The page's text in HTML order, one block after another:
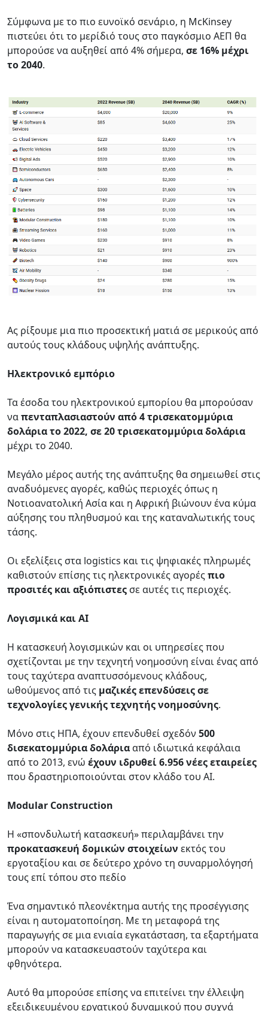
Σύμφωνα με το πιο ευνοϊκό σενάριο, η McKinsey
πιστεύει ότι το μερίδιό τους στο παγκόσμιο ΑΕΠ θα
μπορούσε να αυξηθεί από 4% σήμερα, σε 16% μέχρι
το 2040.
Ας ρίξουμε μια πιο προσεκτική ματιά σε μερικούς από
αυτούς τους κλάδους υψηλής ανάπτυξης.
Ηλεκτρονικό εμπόριο
Τα έσοδα του ηλεκτρονικού εμπορίου θα μπορούσαν
ναπενταπλασιαστούν από 4 τρισεκατομμύρια
δολάρια το 2022, σε 20 τρισεκατομμύρια δολάρια
μέχρι το 2040.
Μεγάλο μέρος αυτής της ανάπτυξης θα σημειωθεί στις
αναδυόμενες αγορές, καθώς περιοχές όπως η
Νοτιοανατολική Ασία και η Αφρική βιώνουν ένα κύμα
αύξησης του πληθυσμού και της καταναλωτικής τους
τάσης.
Οι εξελίξεις στα logistics και τις ψηφιακές πληρωμές
καθιστούν επίσης τις ηλεκτρονικές αγορέςπιο
προσιτές και αξιόπιστες σε αυτές τις περιοχές.
Λογισμικά και ΑΙ
Η κατασκευή λογισμικών και οι υπηρεσίες που
σχετίζονται με την τεχνητή νοημοσύνη είναι ένας από
τους ταχύτερα αναπτυσσόμενους κλάδους,
ωθούμενος από τις μαζικές επενδύσεις σε
τεχνολογίες γενικής τεχνητής νοημοσύνης.
Μόνο στις ΗΠΑ, έχουν επενδυθεί σχεδόν 500
δισεκατομμύρια δολάριααπό ιδιωτικά κεφάλαια
από το 2013, ενώ έχουν ιδρυθεί 6.956 νέες εταιρείες
που δραστηριοποιούνται στον κλάδο του AI.
Modular Construction
Η «σπονδυλωτή κατασκευή» περιλαμβάνει την
προκατασκευή δομικών στοιχείων εκτός του
εργοταξίου και σε δεύτερο χρόνο τη συναρμολόγησή
τους επί τόπου στο πεδίο
Ένα σημαντικό πλεονέκτημα αυτής της προσέγγισης
είναι η αυτοματοποίηση. Με τη μεταφορά της
παραγωγής σε μια ενιαία εγκατάσταση, τα εξαρτήματα
μπορούν να κατασκευαστούν ταχύτερα και
φθηνότερα.
Αυτό θα μπορούσε επίσης να επιτείνει την έλλειψη
εξειδικευμένου εργατικού δυναμικού που συχνά